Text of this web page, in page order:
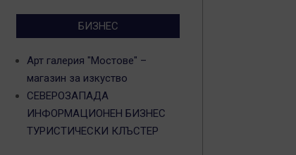
БИЗНЕС
Арт галерия "Мостове" –
магазин за изкуство
СЕВЕРОЗАПАДА
ИНФОРМАЦИОНЕН БИЗНЕС
ТУРИСТИЧЕСКИ КЛЪСТЕР